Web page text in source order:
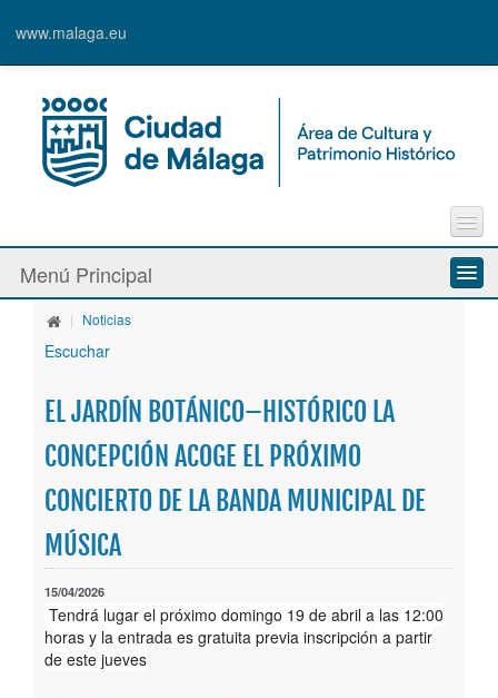
www.malaga.eu
Contacto
Quejas y Sugerencias
Menú Principal
Quiénes somos
Actividades
Publicaciones
Trámites
Newsletter
| Noticias
Escuchar
EL JARDÍN BOTÁNICO–HISTÓRICO LA
CONCEPCIÓN ACOGE EL PRÓXIMO
CONCIERTO DE LA BANDA MUNICIPAL DE
MÚSICA
15/04/2026
Tendrá lugar el próximo domingo 19 de abril a las 12:00
horas y la entrada es gratuita previa inscripción a partir
de este jueves